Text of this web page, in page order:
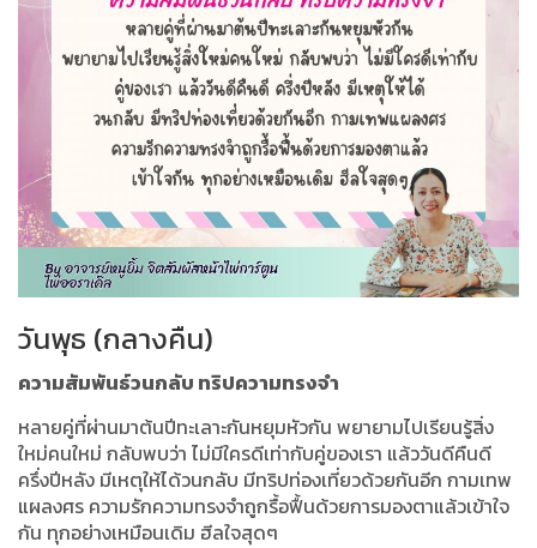
วันพุธ (กลางคืน)
ความสัมพันธ์วนกลับ ทริปความทรงจำ
หลายคู่ที่ผ่านมาต้นปีทะเลาะกันหยุมหัวกัน พยายามไปเรียนรู้สิ่ง
ใหม่คนใหม่ กลับพบว่า ไม่มีใครดีเท่ากับคู่ของเรา แล้ววันดีคืนดี
ครึ่งปีหลัง มีเหตุให้ได้วนกลับ มีทริปท่องเที่ยวด้วยกันอีก กามเทพ
แผลงศร ความรักความทรงจำถูกรื้อฟื้นด้วยการมองตาแล้วเข้าใจ
กัน ทุกอย่างเหมือนเดิม ฮีลใจสุดๆ